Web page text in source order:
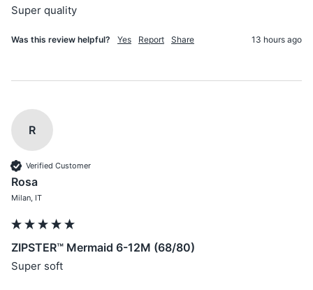
Super quality
Was this review helpful? Yes Report Share 13 hours ago
R
Verified Customer
Rosa
Milan, IT
ZIPSTER™ Mermaid 6-12M (68/80)
Super soft